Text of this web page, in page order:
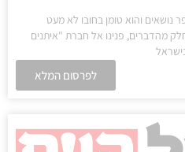
והוא טומן בחובו לא מעט
מהדברים, פנינו אל חברת "איתנים
לפרסום המלא